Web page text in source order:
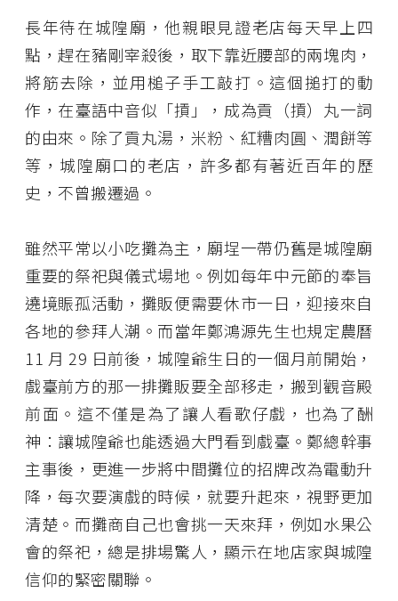
長年待在城隍廟，他親眼見證老店每天早上四
點，趕在豬剛宰殺後，取下靠近腰部的兩塊肉，
將筋去除，並用槌子手工敲打。這個搥打的動
作，在臺語中音似「摃」，成為貢（摃）丸一詞
的由來。除了貢丸湯，米粉、紅糟肉圓、潤餅等
等，城隍廟口的老店，許多都有著近百年的歷
史，不曾搬遷過。
雖然平常以小吃攤為主，廟埕一帶仍舊是城隍廟
重要的祭祀與儀式場地。例如每年中元節的奉旨
遶境賑孤活動，攤販便需要休市一日，迎接來自
各地的參拜人潮。而當年鄭鴻源先生也規定農曆
11 月 29 日前後，城隍爺生日的一個月前開始，
戲臺前方的那一排攤販要全部移走，搬到觀音殿
前面。這不僅是為了讓人看歌仔戲，也為了酬
神：讓城隍爺也能透過大門看到戲臺。鄭總幹事
主事後，更進一步將中間攤位的招牌改為電動升
降，每次要演戲的時候，就要升起來，視野更加
清楚。而攤商自己也會挑一天來拜，例如水果公
會的祭祀，總是排場驚人，顯示在地店家與城隍
信仰的緊密關聯。